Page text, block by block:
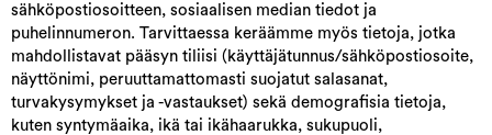
sähköpostiosoitteen, sosiaalisen median tiedot ja
puhelinnumeron. Tarvittaessa keräämme myös tietoja, jotka
mahdollistavat pääsyn tiliisi (käyttäjätunnus/sähköpostiosoite,
näyttönimi, peruuttamattomasti suojatut salasanat,
turvakysymykset ja -vastaukset) sekä demografisia tietoja,
kuten syntymäaika, ikä tai ikähaarukka, sukupuoli,